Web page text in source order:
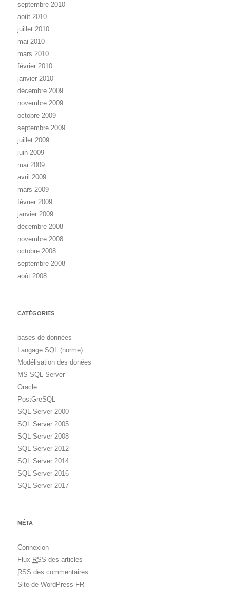
septembre 2010
août 2010
juillet 2010
mai 2010
mars 2010
février 2010
janvier 2010
décembre 2009
novembre 2009
octobre 2009
septembre 2009
juillet 2009
juin 2009
mai 2009
avril 2009
mars 2009
février 2009
janvier 2009
décembre 2008
novembre 2008
octobre 2008
septembre 2008
août 2008
CATÉGORIES
bases de données
Langage SQL (norme)
Modélisation des donées
MS SQL Server
Oracle
PostGreSQL
SQL Server 2000
SQL Server 2005
SQL Server 2008
SQL Server 2012
SQL Server 2014
SQL Server 2016
SQL Server 2017
MÉTA
Connexion
Flux RSS des articles
RSS des commentaires
Site de WordPress-FR